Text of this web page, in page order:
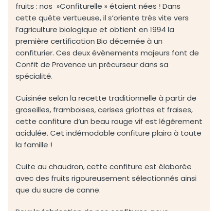
fruits : nos »Confiturelle » étaient nées ! Dans
cette quête vertueuse, il s’oriente très vite vers
l’agriculture biologique et obtient en 1994 la
première certification Bio décernée à un
confiturier. Ces deux évènements majeurs font de
Confit de Provence un précurseur dans sa
spécialité.
Cuisinée selon la recette traditionnelle à partir de
groseilles, framboises, cerises griottes et fraises,
cette confiture d’un beau rouge vif est légèrement
acidulée. Cet indémodable confiture plaira à toute
la famille !
Cuite au chaudron, cette confiture est élaborée
avec des fruits rigoureusement sélectionnés ainsi
que du sucre de canne.